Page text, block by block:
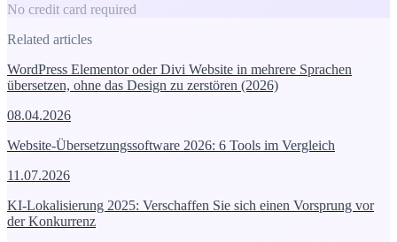
No credit card required
Related articles
WordPress Elementor oder Divi Website in mehrere Sprachen
übersetzen, ohne das Design zu zerstören (2026)
08.04.2026
Website-Übersetzungssoftware 2026: 6 Tools im Vergleich
11.07.2026
KI-Lokalisierung 2025: Verschaffen Sie sich einen Vorsprung vor
der Konkurrenz